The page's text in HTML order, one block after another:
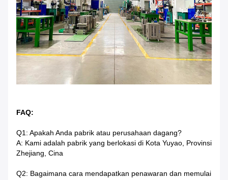
FAQ:
Q1: Apakah Anda pabrik atau perusahaan dagang?
A: Kami adalah pabrik yang berlokasi di Kota Yuyao, Provinsi
Zhejiang, Cina
Q2: Bagaimana cara mendapatkan penawaran dan memulai